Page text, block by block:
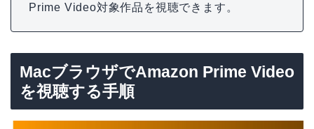
Prime Video対象作品を視聴できます。
MacブラウザでAmazon Prime Video
を視聴する手順